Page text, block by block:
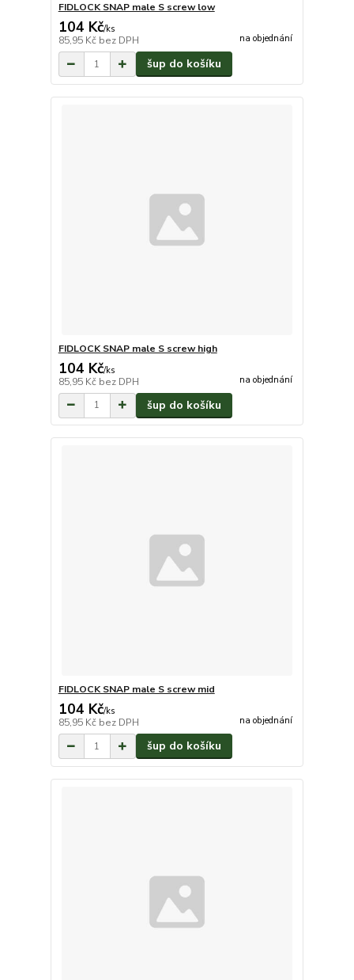
FIDLOCK SNAP male S screw low
104 Kč/ks
85,95 Kč bez DPH na objednání
šup do košíku
FIDLOCK SNAP male S screw high
104 Kč/ks
85,95 Kč bez DPH na objednání
šup do košíku
FIDLOCK SNAP male S screw mid
104 Kč/ks
85,95 Kč bez DPH na objednání
šup do košíku